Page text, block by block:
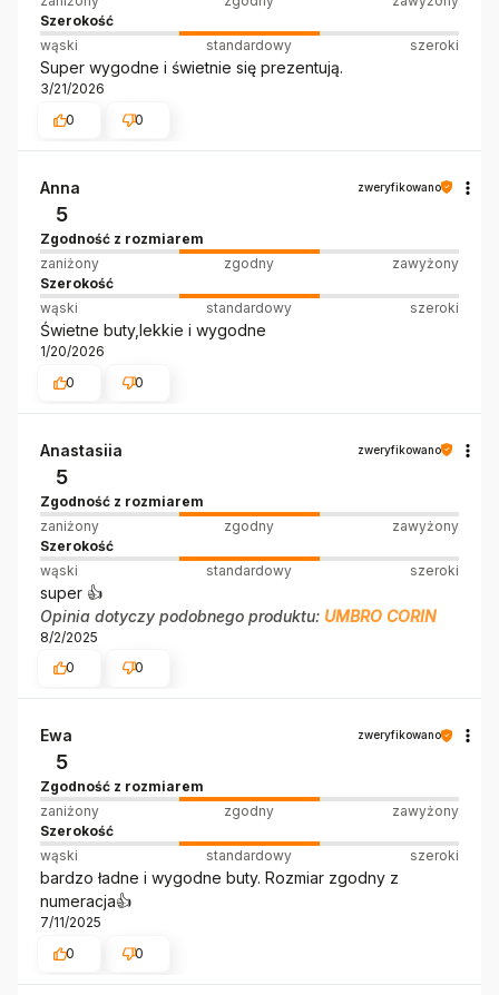
Szerokość
wąski
standardowy szeroki
Super wygodne i świetnie się prezentują.
3/21/2026
0
0
Anna zweryfikowano
5
Zgodność z rozmiarem
zaniżony
zgodny
zawyżony
Szerokość
wąski
standardowy szeroki
Świetne buty,lekkie i wygodne
1/20/2026
0
0
Anastasiia zweryfikowano
5
Zgodność z rozmiarem
zaniżony
zgodny
zawyżony
Szerokość
wąski
standardowy szeroki
super 👍️
Opinia dotyczy podobnego produktu: UMBRO CORIN
8/2/2025
0
0
Ewa zweryfikowano
5
Zgodność z rozmiarem
zaniżony
zgodny
zawyżony
Szerokość
wąski
standardowy szeroki
bardzo ładne i wygodne buty. Rozmiar zgodny z
numeracja👍️
7/11/2025
0
0